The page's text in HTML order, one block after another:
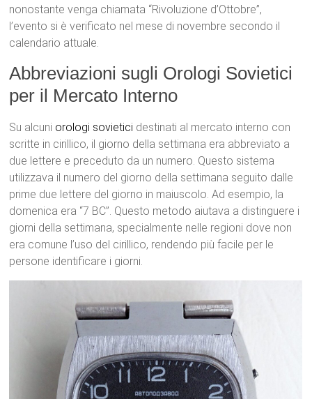
nonostante venga chiamata “Rivoluzione d’Ottobre”,
l’evento si è verificato nel mese di novembre secondo il
calendario attuale.
Abbreviazioni sugli Orologi Sovietici
per il Mercato Interno
Su alcuni orologi sovietici destinati al mercato interno con
scritte in cirillico, il giorno della settimana era abbreviato a
due lettere e preceduto da un numero. Questo sistema
utilizzava il numero del giorno della settimana seguito dalle
prime due lettere del giorno in maiuscolo. Ad esempio, la
domenica era “7 ВС”. Questo metodo aiutava a distinguere i
giorni della settimana, specialmente nelle regioni dove non
era comune l’uso del cirillico, rendendo più facile per le
persone identificare i giorni.